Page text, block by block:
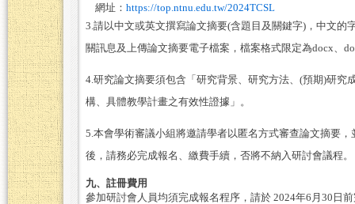
網址：https://top.ntnu.edu.tw/2024TCSL
3.請以中文或英文撰寫論文摘要(含題目及關鍵字) ，中文的
關訊息及上傳論文摘要電子檔案，檔案格式限定為docx、
4.研究論文摘要須包含「研究背景、研究方法、 (預期)研究
構、具體教學計畫之有效性證據」。
5.本會學術審議小組將邀請學者以匿名方式審查論文摘要，
後，請務必完成報名、繳費手續，否將不納入研討會議程。
九、註冊費用
參加研討會人員均須完成報名程序，請於 2024年6 月 30 日